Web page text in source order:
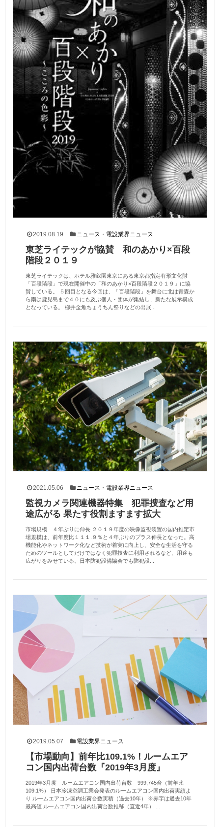
2019.08.19 ニュース ・ 電設業界ニュース
東芝ライテックが協賛 和のあかり×百段
階段２０１９
東芝ライテックは、ホテル雅叙園東京にある東京都指定有形文化財
「百段階段」で現在開催中の「和のあかり×百段階段２０１９」に協
賛している。 ５回目となる今回は、「百段階段」を舞台に北は青森か
ら南は鹿児島まで４０にも及ぶ個人・団体が集結し、新たな展示構成
となっている。 柳井金魚ちょうちん祭りなどの出展...
2021.05.06 ニュース ・ 電設業界ニュース
監視カメラ関連機器特集 犯罪捜査など用
途広がる 果たす役割ますます拡大
市場規模 ４年ぶりに伸長 ２０１９年度の映像監視装置の国内推定市
場規模は、前年度比１１１.９％と４年ぶりのプラス伸長となった。高
機能化やネットワーク化など技術が着実に向上し、安全な生活を守る
ためのツールとしてだけではなく犯罪捜査に利用されるなど、用途も
広がりをみせている。日本防犯設備協会でも防犯設...
2019.05.07 電設業界ニュース
【市場動向】前年比109.1%！ルームエア
コン国内出荷台数『2019年3月度』
2019年3月度 ルームエアコン国内出荷台数 999,745台（前年比
109.1%） 日本冷凍空調工業会発表のルームエアコン国内出荷実績よ
り ルームエアコン国内出荷台数実積（過去10年） ※赤字は過去10年
最高値 ルームエアコン国内出荷台数推移（直近4年） ...